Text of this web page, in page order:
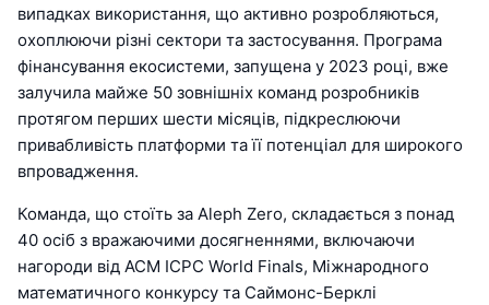
випадках використання, що активно розробляються,
охоплюючи різні сектори та застосування. Програма
фінансування екосистеми, запущена у 2023 році, вже
залучила майже 50 зовнішніх команд розробників
протягом перших шести місяців, підкреслюючи
привабливість платформи та її потенціал для широкого
впровадження.
Команда, що стоїть за Aleph Zero, складається з понад
40 осіб з вражаючими досягненнями, включаючи
нагороди від ACM ICPC World Finals, Міжнародного
математичного конкурсу та Саймонс-Берклі